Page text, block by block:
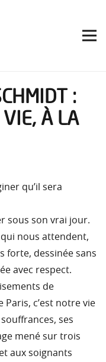
:
À LA
qu’il sera
sous son vrai jour.
qui nous attendent,
forte, dessinée sans
avec respect.
de
Paris, c’est notre vie
ses
mené sur trois
aux soignants